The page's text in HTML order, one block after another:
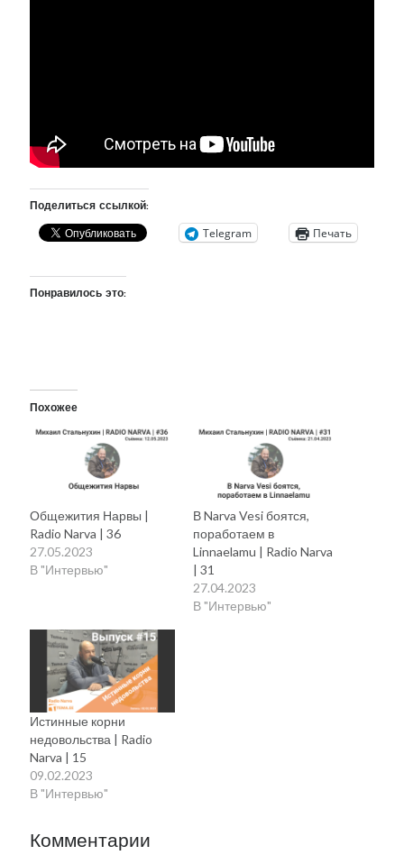
mstalnuhhin@gmail.com
Отзывы и предложения по блогу:
Поделиться ссылкой:
Telegram Печать
Понравилось это:
Похожее
Общежития Нарвы |
Radio Narva | 36
27.05.2023
В "Интервью"
В Narva Vesi боятся,
поработаем в
Linnaelamu | Radio Narva
| 31
27.04.2023
В "Интервью"
Истинные корни
недовольства | Radio
Narva | 15
09.02.2023
В "Интервью"
Комментарии